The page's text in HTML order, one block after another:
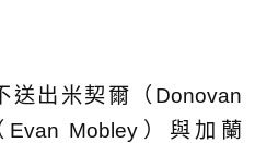
送出米契爾（Donovan
Mobley）與加蘭